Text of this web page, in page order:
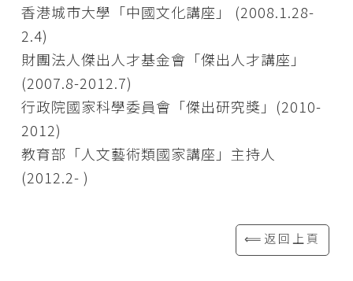
香港城市大學「中國文化講座」 (2008.1.28-
2.4)
財團法人傑出人才基金會「傑出人才講座」
(2007.8-2012.7)
行政院國家科學委員會「傑出研究獎」(2010-
2012)
教育部「人文藝術類國家講座」主持人
(2012.2- )
⟸返回上頁